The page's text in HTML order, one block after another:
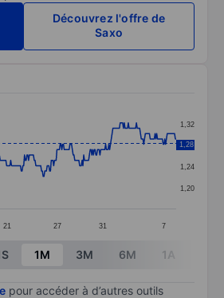
Découvrez l'offre de
Saxo
data points.
axis displaying categories.
axis displaying values. Data ranges
21 27 31 7
1,20
1,24
1,28
1,32
1,28
chart.1M 3M 6M 1A
pour accéder à d’autres outils